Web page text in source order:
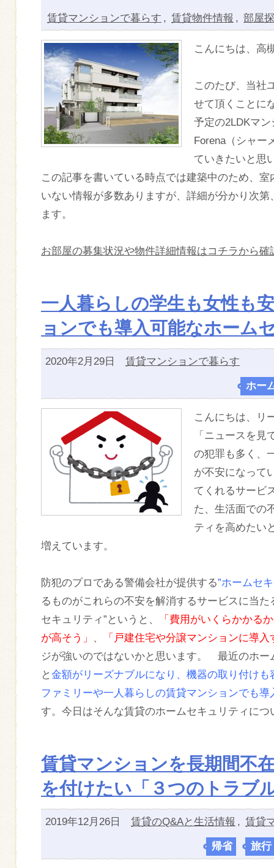
賃貸マンションで暮らす , 賃貸物件情報 , 部屋
こんにちは、高
このたび、当社
せて頂くことに
予定の2LDKマ
Forena（シャー
ていきたいと思
この記事を書いている時点では建築中のため、
いない情報が多数ありますが、詳細が分かり次
ます。
お部屋の募集状況や物件詳細情報はコチラから確
一人暮らしの学生も女性も
ョンでも導入可能なホーム
2020年2月29日 賃貸マンションで暮らす
ホー
こんにちは、リ
「ニュースを
の犯罪も多く、
が不安になって
てくれるサービ
た、生活面での
ティを高めたい
増えています。
防犯のプロである警備会社が提供する”ホームセ
るものがこれらの不安を解消するサービスに当
セキュリティ”というと、
「費用がいくらかかる
が高そう」
、
「戸建住宅や分譲マンションに導
ジが強いのではないかと思います。 最近のホー
と金額がリーズナブルになり、機器の取り付けも
ファミリーや一人暮らしの賃貸マンションでも導
す。今日はそんな賃貸のホームセキュリティにつ
賃貸マンションを長期間不
を付けたい「３つのトラブ
2019年12月26日 賃貸のQ&Aと生活情報 , 賃貸
帰省 旅行